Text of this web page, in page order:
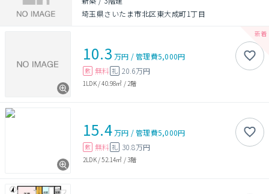
埼玉県さいたま市北区東大成町1丁目
10.3 万円 /管理費5,000円
敷 無料 礼 20.6万円
1LDK/40.98㎡ / 2階
15.4万円 /管理費5,000円
敷 無料 礼 30.8万円
2LDK/52.14㎡ /3階